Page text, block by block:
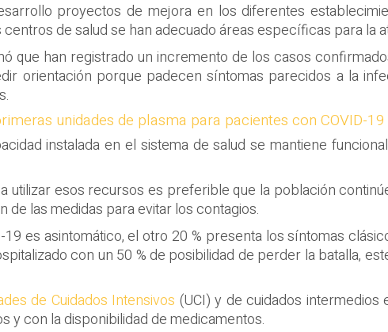
proyectos de mejora en los diferentes
de salud se han adecuado áreas específicas para la
que han registrado un incremento de los casos
orientación porque padecen síntomas parecidos a la
unidades de plasma para pacientes con COVID-19
instalada en el sistema de salud se mantiene
utilizar esos recursos es preferible que la población
de las medidas para evitar los contagios.
es asintomático, el otro 20 % presenta los síntomas
con un 50 % de posibilidad de perder la batalla,
de Cuidados Intensivos (UCI) y de cuidados
y con la disponibilidad de medicamentos.